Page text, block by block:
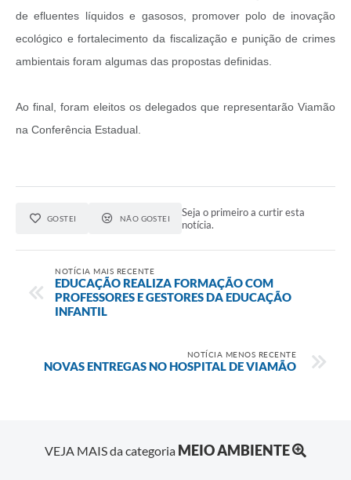
de efluentes líquidos e gasosos, promover polo de inovação
ecológico e fortalecimento da fiscalização e punição de crimes
ambientais foram algumas das propostas definidas.
Ao final, foram eleitos os delegados que representarão Viamão
na Conferência Estadual.
GOSTEI NÃO GOSTEI
Seja o primeiro a curtir esta
notícia.
NOTÍCIA MAIS RECENTE
EDUCAÇÃO REALIZA FORMAÇÃO COM
PROFESSORES E GESTORES DA EDUCAÇÃO
INFANTIL
NOTÍCIA MENOS RECENTE
NOVAS ENTREGAS NO HOSPITAL DE VIAMÃO
VEJA MAIS da categoria MEIO AMBIENTE